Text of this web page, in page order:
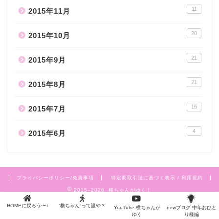
2015年11月 11
2015年10月 20
2015年9月 21
2015年8月 21
2015年7月 16
2015年6月 4
プライバシーポリシー/免責事項 特定商取引法に基づく表示 / 利用規約
2015–2026 横ちゃんがゆく！
HOMEに戻ろう〜♪ ”横ちゃん”って誰や？
YouTube 横ちゃんが
ゆく
newブログ 中年おひと
り様編